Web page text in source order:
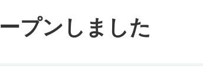
プンしました